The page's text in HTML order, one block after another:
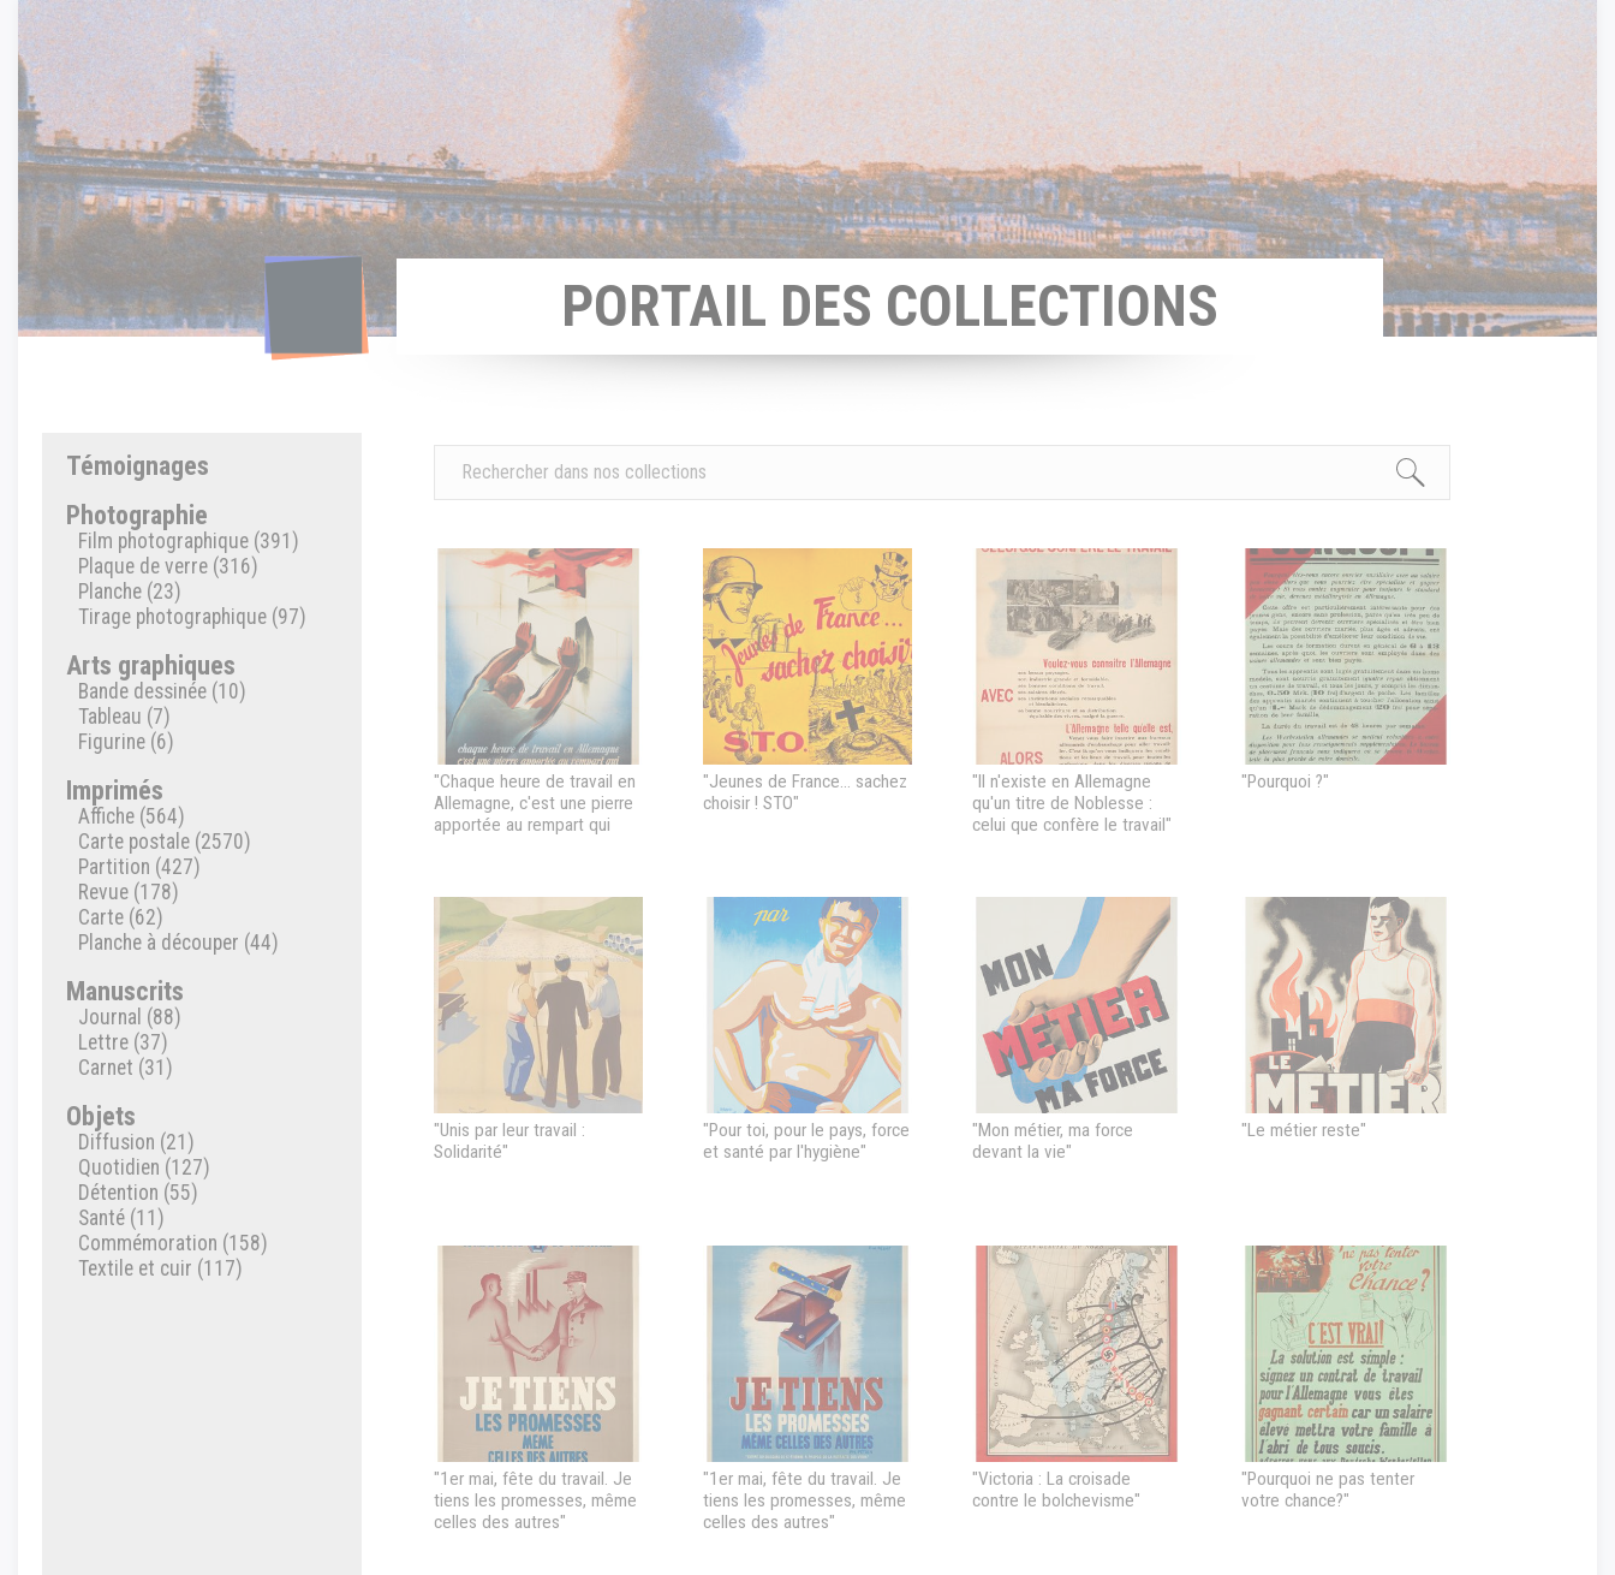
Panneau de gestion des cookies
PORTAIL DES COLLECTIONS
Témoignages
Photographie
Film photographique (391)
Plaque de verre (316)
Planche (23)
Tirage photographique (97)
Arts graphiques
Bande dessinée (10)
Tableau (7)
Figurine (6)
Imprimés
Affiche (564)
Carte postale (2570)
Partition (427)
Revue (178)
Carte (62)
Planche à découper (44)
Manuscrits
Journal (88)
Lettre (37)
Carnet (31)
Objets
Diffusion (21)
Quotidien (127)
Détention (55)
Santé (11)
Commémoration (158)
Textile et cuir (117)
"Chaque heure de travail en
Allemagne, c'est une pierre
apportée au rempart qui
"Jeunes de France... sachez
choisir ! STO"
"Il n'existe en Allemagne
qu'un titre de Noblesse :
celui que confère le travail"
"Pourquoi ?"
"Unis par leur travail :
Solidarité"
"Pour toi, pour le pays, force
et santé par l'hygiène"
"Mon métier, ma force
devant la vie"
"Le métier reste"
"1er mai, fête du travail. Je
tiens les promesses, même
celles des autres"
"1er mai, fête du travail. Je
tiens les promesses, même
celles des autres"
"Victoria : La croisade
contre le bolchevisme"
"Pourquoi ne pas tenter
votre chance?"